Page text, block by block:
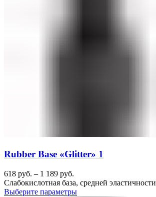
Rubber Base «Glitter» 1
618 руб. – 1 189 руб.
Слабокислотная база, средней эластичности
Выберите параметры